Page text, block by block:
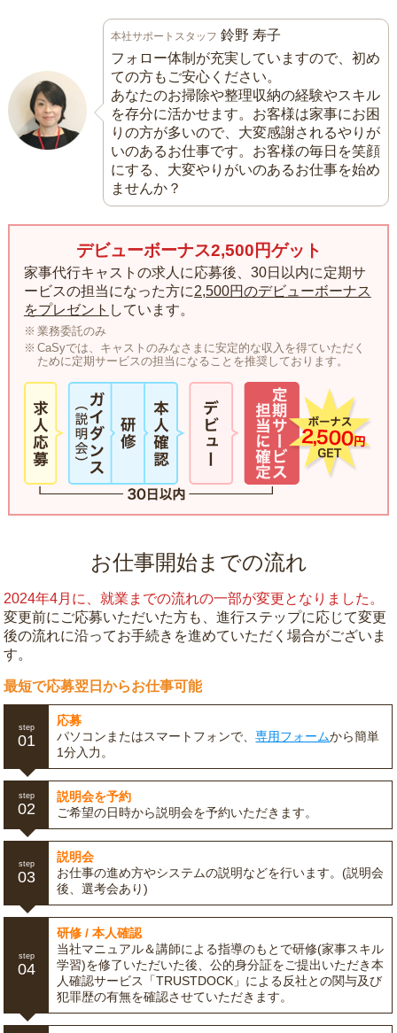
本社サポートスタッフ 鈴野 寿子
フォロー体制が充実していますので、初め
ての方もご安心ください。
あなたのお掃除や整理収納の経験やスキル
を存分に活かせます。お客様は家事にお困
りの方が多いので、大変感謝されるやりが
いのあるお仕事です。お客様の毎日を笑顔
にする、大変やりがいのあるお仕事を始め
ませんか？
デビューボーナス2,500円ゲット
家事代行キャストの求人に応募後、30日以内に定期サ
ービスの担当になった方に2,500円のデビューボーナス
をプレゼント しています。
業務委託のみ
CaSyでは、キャストのみなさまに安定的な収入を得ていただく
ために定期サービスの担当になることを推奨しております。
お仕事開始までの流れ
2024年4月に、就業までの流れの一部が変更となりました。
変更前にご応募いただいた方も、進行ステップに応じて変更
後の流れに沿ってお手続きを進めていただく場合がございま
す。
最短で応募翌日からお仕事可能
step
01
応募
パソコンまたはスマートフォンで、専用フォームから簡単
1分入力。
step
02
説明会を予約
ご希望の日時から説明会を予約いただきます。
step
03
説明会
お仕事の進め方やシステムの説明などを行います。(説明会
後、選考会あり)
step
04
研修 / 本人確認
当社マニュアル＆講師による指導のもとで研修(家事スキル
学習)を修了いただいた後、公的身分証をご提出いただき本
人確認サービス「TRUSTDOCK」による反社との関与及び
犯罪歴の有無を確認させていただきます。